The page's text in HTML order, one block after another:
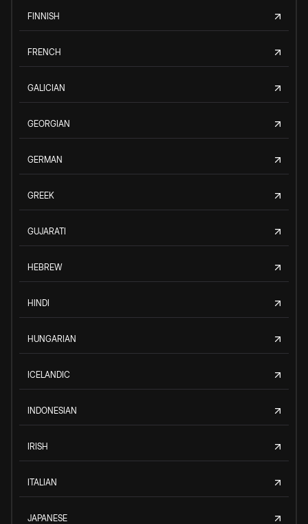
FINNISH
FRENCH
GALICIAN
GEORGIAN
GERMAN
GREEK
GUJARATI
HEBREW
HINDI
HUNGARIAN
ICELANDIC
INDONESIAN
IRISH
ITALIAN
JAPANESE